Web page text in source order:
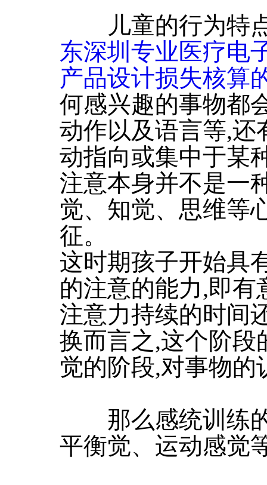
儿童的行为特点
东深圳专业医疗电
产品设计损失核算
何感兴趣的事物都
动作以及语言等,还
动指向或集中于某
注意本身并不是一
觉、知觉、思维等
征。
这时期孩子开始具
的注意的能力,即有
注意力持续的时间
换而言之,这个阶段
觉的阶段,对事物的
那么感统训练的
平衡觉、运动感觉